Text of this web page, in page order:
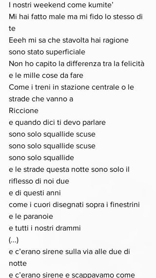
I nostri weekend come kumite’
Mi hai fatto male ma mi fido lo stesso di
te
Eeeh mi sa che stavolta hai ragione
sono stato superficiale
Non ho capito la differenza tra la felicità
e le mille cose da fare
Come i treni in stazione centrale o le
strade che vanno a
Riccione
e quando dici ti devo parlare
sono solo squallide scuse
sono solo squallide scuse
sono solo squallide
e le strade questa notte sono solo il
riflesso di noi due
e di questi anni
come i cuori disegnati sopra i finestrini
e le paranoie
e tutti i nostri drammi
(...)
e c’erano sirene sulla via alle due di
notte
e c’erano sirene e scappavamo come